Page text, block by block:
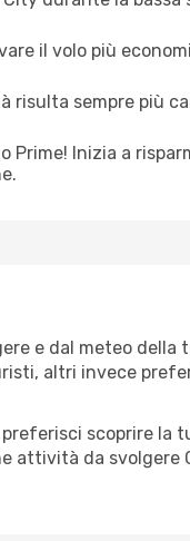
il volo più
sempre più
Inizia a
e dal meteo della
altri invece
scoprire la
attività da svolgere